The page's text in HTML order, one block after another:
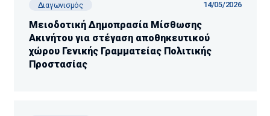
Διαγωνισμός 14/05/2026
Μειοδοτική Δημοπρασία Μίσθωσης
Ακινήτου για στέγαση αποθηκευτικού
χώρου Γενικής Γραμματείας Πολιτικής
Προστασίας